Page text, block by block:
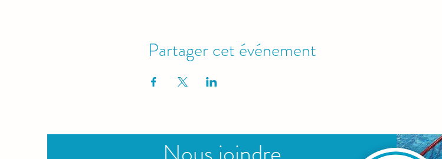
Partager cet événement